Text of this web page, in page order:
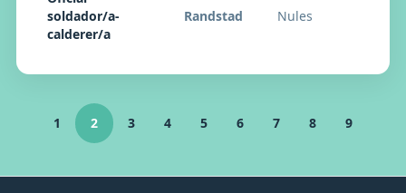
soldador/a-
calderer/a
Randstad Nules
1 2 3 4 5 6 7 8 9